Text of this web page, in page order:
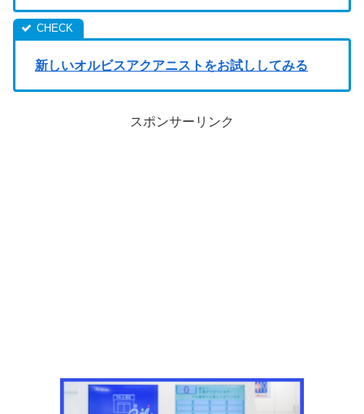
新しいオルビスアクアニストをお試ししてみる
スポンサーリンク